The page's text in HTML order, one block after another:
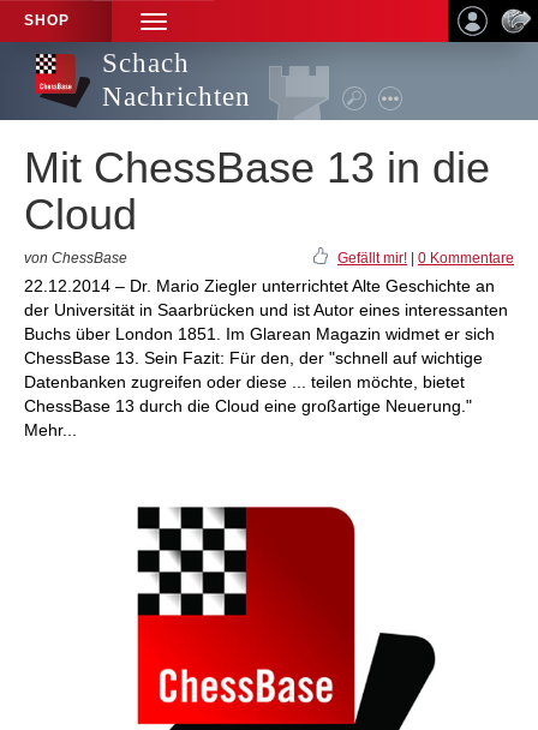
SHOP
TOGGLE
NAVIGATION
Schach
Nachrichten
Mit ChessBase 13 in die
Cloud
von ChessBase Gefällt mir! 0 Kommentare
22.12.2014 – Dr. Mario Ziegler unterrichtet Alte Geschichte an
der Universität in Saarbrücken und ist Autor eines interessanten
Buchs über London 1851. Im Glarean Magazin widmet er sich
ChessBase 13. Sein Fazit: Für den, der "schnell auf wichtige
Datenbanken zugreifen oder diese ... teilen möchte, bietet
ChessBase 13 durch die Cloud eine großartige Neuerung."
Mehr...